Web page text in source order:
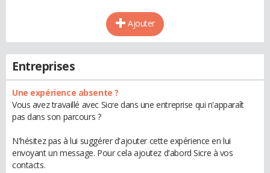
Ajouter
Entreprises
Une expérience absente ?
Vous avez travaillé avec Sicre dans une entreprise qui n'apparaît
pas dans son parcours ?
N'hésitez pas à lui suggérer d'ajouter cette expérience en lui
envoyant un message. Pour cela ajoutez d'abord Sicre à vos
contacts.